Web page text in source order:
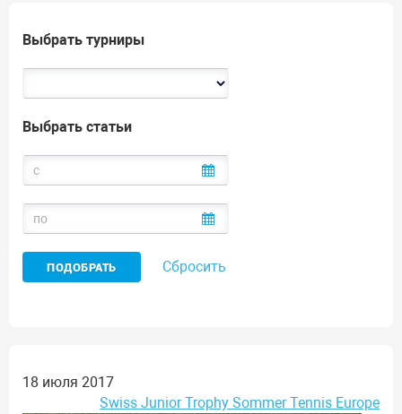
Выбрать турниры
Выбрать статьи
Сбросить
18 июля 2017
Swiss Junior Trophy Sommer Tennis Europe